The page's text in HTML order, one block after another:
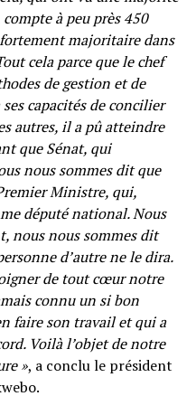
à peu près 450
majoritaire dans
cela parce que le chef
de gestion et de
capacités de concilier
autres, il a pû atteindre
que Sénat, qui
nous sommes dit que
Ministre, qui,
député national. Nous
nous nous sommes dit
d’autre ne le dira.
de tout cœur notre
connu un si bon
faire son travail et qui a
Voilà l’objet de notre
», a conclu le président